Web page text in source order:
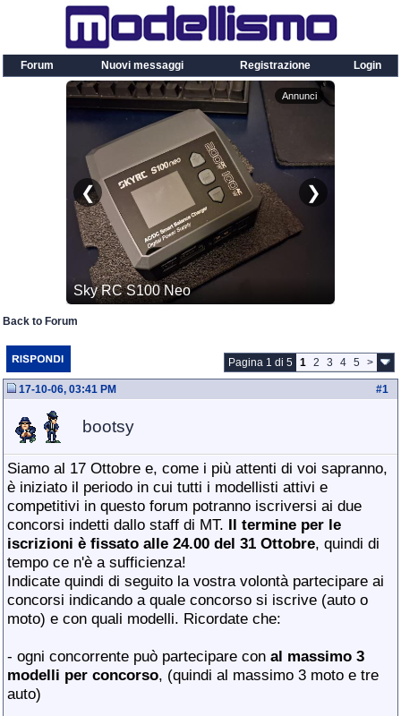
Forum Nuovi messaggi Registrazione Login
Back to Forum
Pagina 1 di 5 1 2 3 4 5 >
#1
17-10-06, 03:41 PM
bootsy
Siamo al 17 Ottobre e, come i più attenti di voi sapranno,
è iniziato il periodo in cui tutti i modellisti attivi e
competitivi in questo forum potranno iscriversi ai due
concorsi indetti dallo staff di MT. Il termine per le
iscrizioni è fissato alle 24.00 del 31 Ottobre, quindi di
tempo ce n'è a sufficienza!
Indicate quindi di seguito la vostra volontà partecipare ai
concorsi indicando a quale concorso si iscrive (auto o
moto) e con quali modelli. Ricordate che:
- ogni concorrente può partecipare con al massimo 3
modelli per concorso, (quindi al massimo 3 moto e tre
auto)